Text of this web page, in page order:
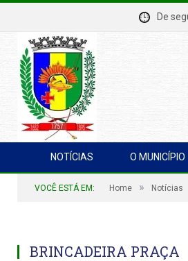
De
NOTÍCIAS O MUNICÍPIO
VOCÊ ESTÁ EM: Home » Notícias
BRINCADEIRA PRAÇA